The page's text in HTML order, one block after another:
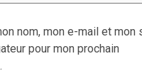
nom, mon e-mail et mon
pour mon prochain